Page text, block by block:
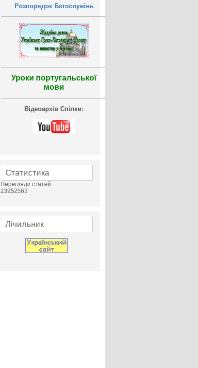
Розпорядок Богослужінь
Уроки португальської
мови
Відеоархів Спілки:
Статистика
Перегляди статей
23952563
Лічильник